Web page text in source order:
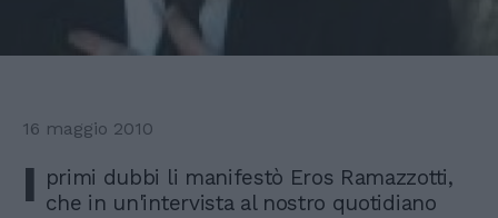
16 maggio 2010
I primi dubbi li manifestò Eros Ramazzotti,
che in un'intervista al nostro quotidiano